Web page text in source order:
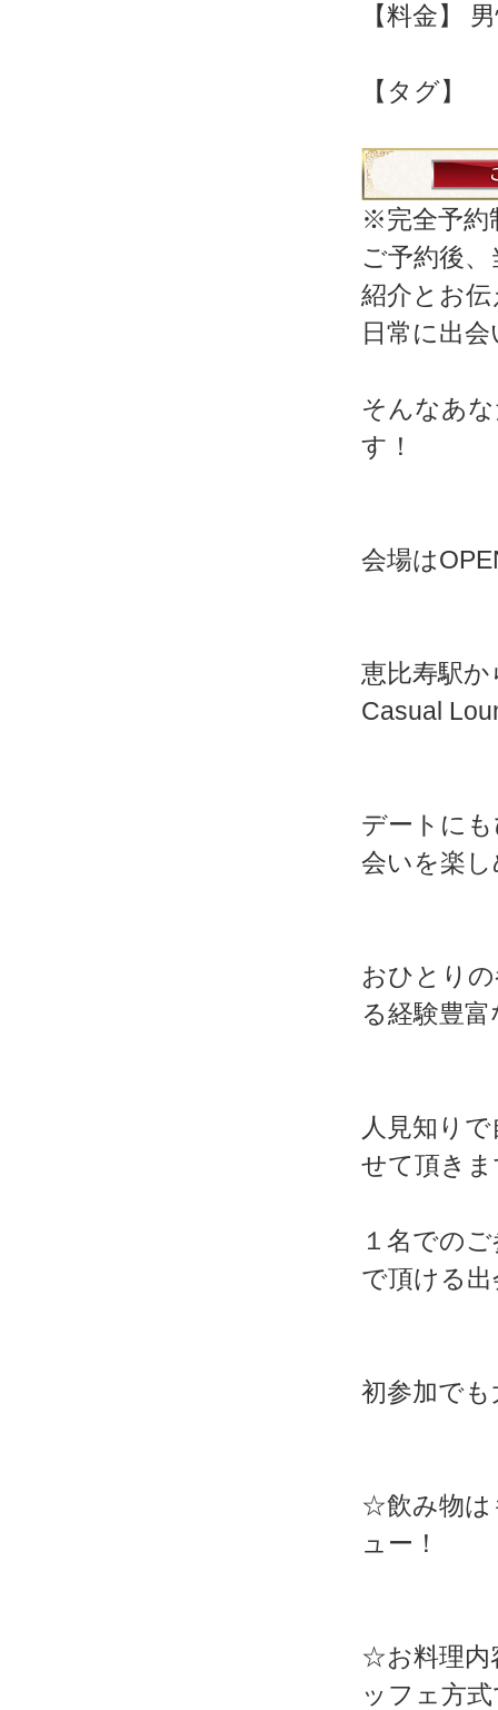
【料金】
【タグ】
※完全予約
ご予約後
紹介とお
日常に出
そんなあ
す！
会場は
恵比寿駅
Casual
デートに
会いを楽
おひとり
る経験豊
人見知り
せて頂き
１名での
で頂ける
初参加でも
☆飲み物は
ュー！
☆お料理内
ッフェ方